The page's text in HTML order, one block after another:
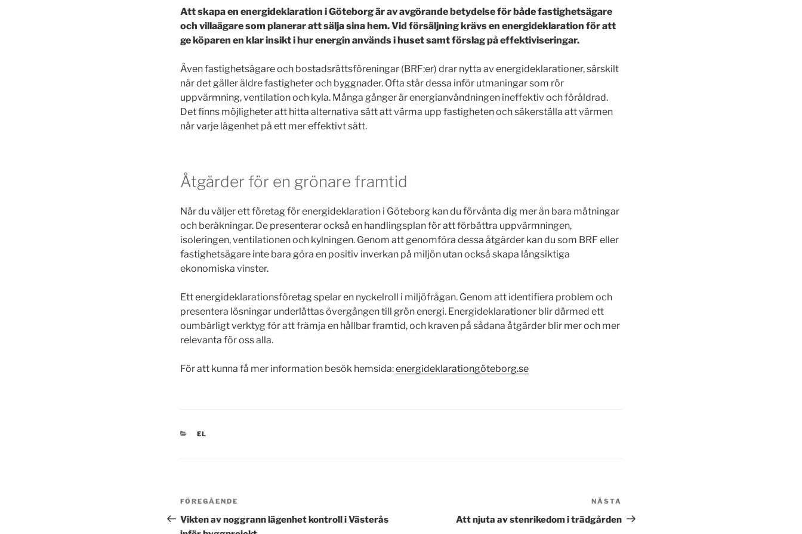
Att skapa en energideklaration i Göteborg är av avgörande betydelse för både fastighetsägare
och villaägare som planerar att sälja sina hem. Vid försäljning krävs en energideklaration för att
ge köparen en klar insikt i hur energin används i huset samt förslag på effektiviseringar.
Även fastighetsägare och bostadsrättsföreningar (BRF:er) drar nytta av energideklarationer, särskilt
när det gäller äldre fastigheter och byggnader. Ofta står dessa inför utmaningar som rör
uppvärmning, ventilation och kyla. Många gånger är energianvändningen ineffektiv och föråldrad.
Det finns möjligheter att hitta alternativa sätt att värma upp fastigheten och säkerställa att värmen
når varje lägenhet på ett mer effektivt sätt.
Åtgärder för en grönare framtid
När du väljer ett företag för energideklaration i Göteborg kan du förvänta dig mer än bara mätningar
och beräkningar. De presenterar också en handlingsplan för att förbättra uppvärmningen,
isoleringen, ventilationen och kylningen. Genom att genomföra dessa åtgärder kan du som BRF eller
fastighetsägare inte bara göra en positiv inverkan på miljön utan också skapa långsiktiga
ekonomiska vinster.
Ett energideklarationsföretag spelar en nyckelroll i miljöfrågan. Genom att identifiera problem och
presentera lösningar underlättas övergången till grön energi. Energideklarationer blir därmed ett
oumbärligt verktyg för att främja en hållbar framtid, och kraven på sådana åtgärder blir mer och mer
relevanta för oss alla.
För att kunna få mer information besök hemsida:energideklarationgöteborg.se
KATEGORIER
EL
Inläggsnavigering
Föregående
inlägg
FÖREGÅENDE
Vikten av noggrann lägenhet kontroll i Västerås
inlägg
NÄSTA
Att njuta av stenrikedom i trädgården